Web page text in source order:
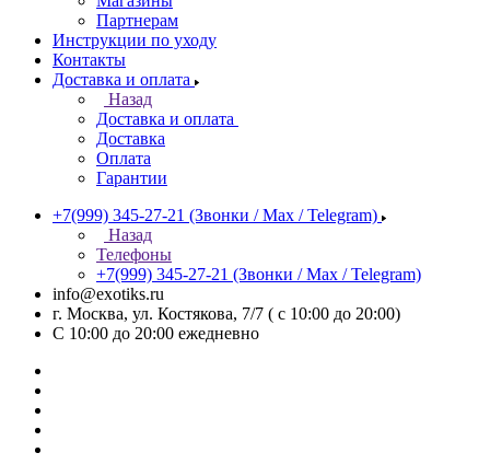
Партнерам
Инструкции по уходу
Контакты
Доставка и оплата
Назад
Доставка и оплата
Доставка
Оплата
Гарантии
+7(999) 345-27-21 (Звонки / Max / Telegram)
Назад
Телефоны
+7(999) 345-27-21 (Звонки / Max / Telegram)
info@exotiks.ru
г. Москва, ул. Костякова, 7/7 ( с 10:00 до 20:00)
С 10:00 до 20:00 ежедневно